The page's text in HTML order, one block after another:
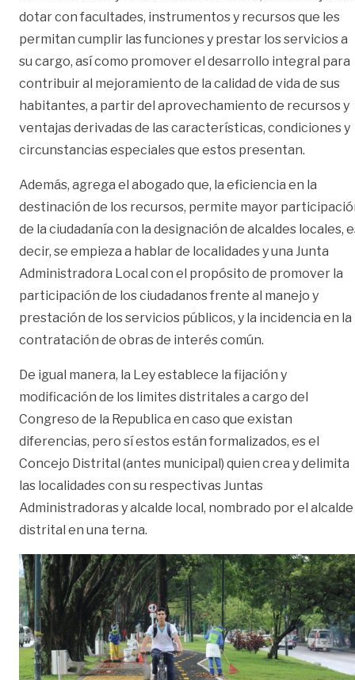
dotar con facultades, instrumentos y recursos que les
permitan cumplir las funciones y prestar los servicios a
su cargo, así como promover el desarrollo integral para
contribuir al mejoramiento de la calidad de vida de sus
habitantes, a partir del aprovechamiento de recursos y
ventajas derivadas de las características, condiciones y
circunstancias especiales que estos presentan.
Además, agrega el abogado que, la eficiencia en la
destinación de los recursos, permite mayor
de la ciudadanía con la designación de alcaldes locales,
decir, se empieza a hablar de localidades y una Junta
Administradora Local con el propósito de promover la
participación de los ciudadanos frente al manejo y
prestación de los servicios públicos, y la incidencia en la
contratación de obras de interés común.
De igual manera, la Ley establece la fijación y
modificación de los limites distritales a cargo del
Congreso de la Republica en caso que existan
diferencias, pero sí estos están formalizados, es el
Concejo Distrital (antes municipal) quien crea y delimita
las localidades con su respectivas Juntas
Administradoras y alcalde local, nombrado por el alcalde
distrital en una terna.